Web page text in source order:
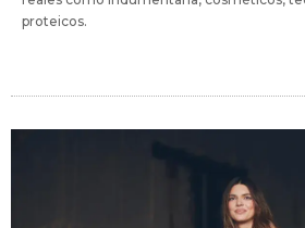
proteicos.